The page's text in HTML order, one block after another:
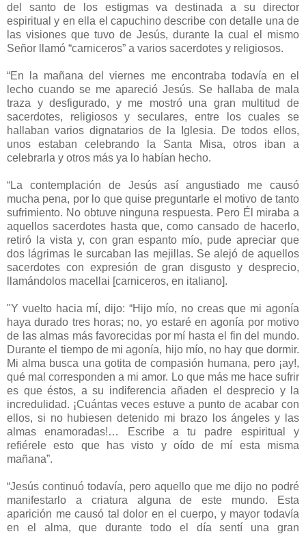
del santo de los estigmas va destinada a su director
espiritual y en ella el capuchino describe con detalle una de
las visiones que tuvo de Jesús, durante la cual el mismo
Señor llamó “carniceros” a varios sacerdotes y religiosos.
“En la mañana del viernes me encontraba todavía en el
lecho cuando se me apareció Jesús. Se hallaba de mala
traza y desfigurado, y me mostró una gran multitud de
sacerdotes, religiosos y seculares, entre los cuales se
hallaban varios dignatarios de la Iglesia. De todos ellos,
unos estaban celebrando la Santa Misa, otros iban a
celebrarla y otros más ya lo habían hecho.
“La contemplación de Jesús así angustiado me causó
mucha pena, por lo que quise preguntarle el motivo de tanto
sufrimiento. No obtuve ninguna respuesta. Pero Él miraba a
aquellos sacerdotes hasta que, como cansado de hacerlo,
retiró la vista y, con gran espanto mío, pude apreciar que
dos lágrimas le surcaban las mejillas. Se alejó de aquellos
sacerdotes con expresión de gran disgusto y desprecio,
llamándolos macellai [carniceros, en italiano].
"Y vuelto hacia mí, dijo: “Hijo mío, no creas que mi agonía
haya durado tres horas; no, yo estaré en agonía por motivo
de las almas más favorecidas por mí hasta el fin del mundo.
Durante el tiempo de mi agonía, hijo mío, no hay que dormir.
Mi alma busca una gotita de compasión humana, pero ¡ay!,
qué mal corresponden a mi amor. Lo que más me hace sufrir
es que éstos, a su indiferencia añaden el desprecio y la
incredulidad. ¡Cuántas veces estuve a punto de acabar con
ellos, si no hubiesen detenido mi brazo los ángeles y las
almas enamoradas!… Escribe a tu padre espiritual y
refiérele esto que has visto y oído de mí esta misma
mañana”.
“Jesús continuó todavía, pero aquello que me dijo no podré
manifestarlo a criatura alguna de este mundo. Esta
aparición me causó tal dolor en el cuerpo, y mayor todavía
en el alma, que durante todo el día sentí una gran